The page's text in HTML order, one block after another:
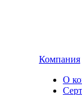
Компания
О